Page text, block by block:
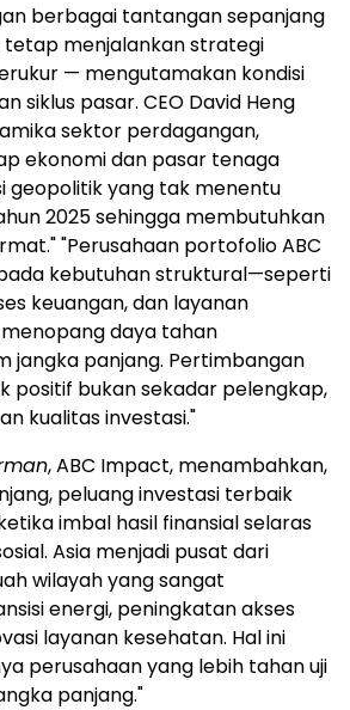
berbagai tantangan sepanjang
tetap menjalankan strategi
— mengutamakan kondisi
siklus pasar. CEO David Heng
sektor perdagangan,
ekonomi dan pasar tenaga
geopolitik yang tak menentu
2025 sehingga membutuhkan
"Perusahaan portofolio ABC
kebutuhan struktural—seperti
keuangan, dan layanan
daya tahan
jangka panjang. Pertimbangan
positif bukan sekadar pelengkap,
kualitas investasi."
, ABC Impact, menambahkan,
peluang investasi terbaik
imbal hasil finansial selaras
Asia menjadi pusat dari
wilayah yang sangat
energi, peningkatan akses
layanan kesehatan. Hal ini
perusahaan yang lebih tahan uji
panjang."